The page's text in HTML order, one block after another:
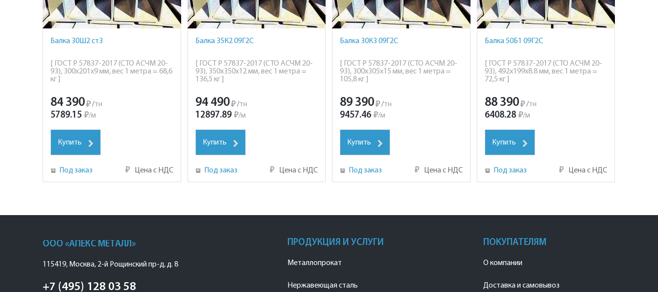
Балка 30Ш2 ст3
[ ГОСТ Р 57837-2017 (СТО АСЧМ 20-
93), 300х201х9 мм, вес 1 метра = 68,6
кг ]
84 390₽ /тн
5789.15 ₽/м
Купить
Под заказ ₽ Цена с НДС
Балка 35К2 09Г2С
[ ГОСТ Р 57837-2017 (СТО АСЧМ 20-
93), 350х350х12 мм, вес 1 метра =
136,5 кг ]
94 490 ₽ /тн
12897.89 ₽/м
Купить
Под заказ ₽ Цена с НДС
Балка 30К3 09Г2С
[ ГОСТ Р 57837-2017 (СТО АСЧМ 20-
93), 300х305х15 мм, вес 1 метра =
105,8 кг ]
89 390₽ /тн
9457.46 ₽/м
Купить
Под заказ ₽ Цена с НДС
Балка 50Б1 09Г2С
[ ГОСТ Р 57837-2017 (СТО АСЧМ 20-
93), 492х199х8.8 мм, вес 1 метра =
72,5 кг ]
88 390 ₽ /тн
6408.28 ₽/м
Купить
Под заказ ₽ Цена с НДС
ООО «АПЕКС МЕТАЛЛ»
115419, Москва, 2-й Рощинский пр-д, д. 8
+7 (495) 128 03 58
ПРОДУКЦИЯ И УСЛУГИ
Металлопрокат
Нержавеющая сталь
ПОКУПАТЕЛЯМ
О компании
Доставка и самовывоз